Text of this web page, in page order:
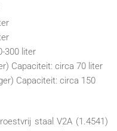
300 liter
Capaciteit: circa 70 liter
Capaciteit: circa 150
staal V2A (1.4541)